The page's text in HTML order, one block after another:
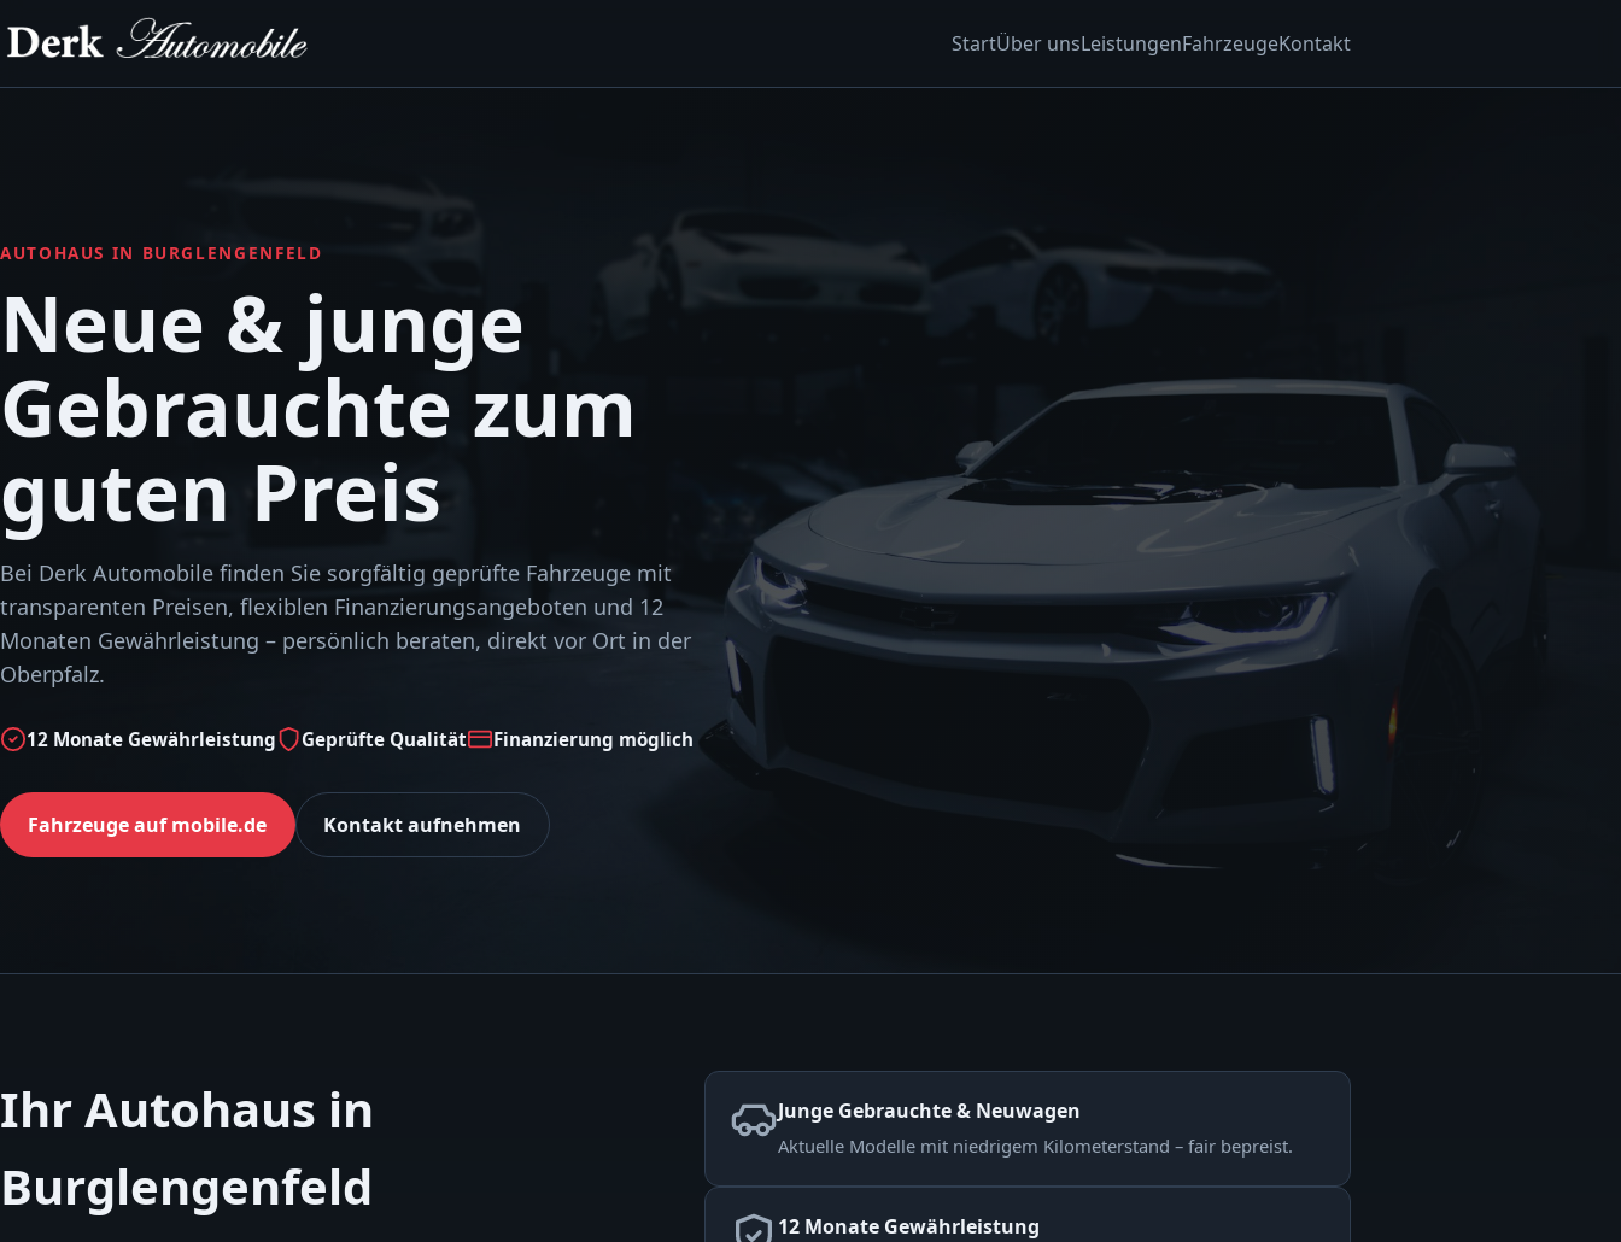
StartÜber unsLeistungenFahrzeugeKontakt
AUTOHAUS IN BURGLENGENFELD
Neue & junge
Gebrauchte zum
guten Preis
Bei Derk Automobile finden Sie sorgfältig geprüfte Fahrzeuge mit
transparenten Preisen, flexiblen Finanzierungsangeboten und 12
Monaten Gewährleistung – persönlich beraten, direkt vor Ort in der
Oberpfalz.
12 Monate Gewährleistung Geprüfte Qualität Finanzierung möglich
Fahrzeuge auf mobile.de Kontakt aufnehmen
Ihr Autohaus in
Burglengenfeld
Junge Gebrauchte & Neuwagen
Aktuelle Modelle mit niedrigem Kilometerstand – fair bepreist.
12 Monate Gewährleistung